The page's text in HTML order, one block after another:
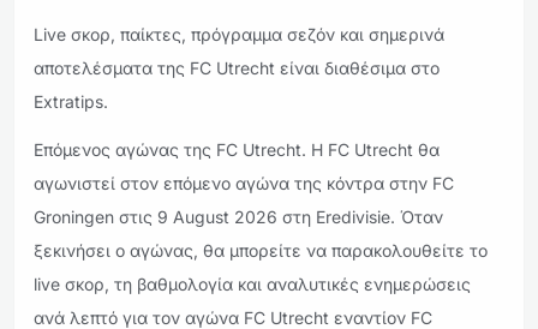
Live σκορ, παίκτες, πρόγραμμα σεζόν και σημερινά
αποτελέσματα της FC Utrecht είναι διαθέσιμα στο
Extratips.
Επόμενος αγώνας της FC Utrecht. Η FC Utrecht θα
αγωνιστεί στον επόμενο αγώνα της κόντρα στην FC
Groningen στις 9 August 2026 στη Eredivisie. Όταν
ξεκινήσει ο αγώνας, θα μπορείτε να παρακολουθείτε το
live σκορ, τη βαθμολογία και αναλυτικές ενημερώσεις
ανά λεπτό για τον αγώνα FC Utrecht εναντίον FC